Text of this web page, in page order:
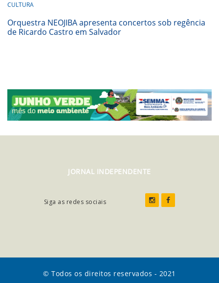
CULTURA
Orquestra NEOJIBA apresenta concertos sob regência
de Ricardo Castro em Salvador
JORNAL INDEPENDENTE
Siga as redes sociais
© Todos os direitos reservados - 2021